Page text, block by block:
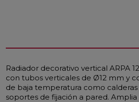
Radiador decorativo vertical ARPA
con tubos verticales de Ø12 mm y
de baja temperatura como
soportes de fijación a pared.